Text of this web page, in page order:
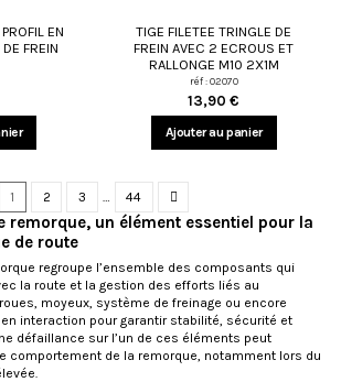
EN
FREIN
TIGE FILETEE TRINGLE DE
FREIN AVEC 2 ECROUS ET
RALLONGE M10 2X1M
réf : 02070
13,90 €
Ajouter au panier
1 2 3 … 44
remorque, un élément essentiel pour la
de route
regroupe l’ensemble des composants qui
la route et la gestion des efforts liés au
moyeux, système de freinage ou encore
interaction pour garantir stabilité, sécurité et
défaillance sur l’un de ces éléments peut
comportement de la remorque, notamment lors du